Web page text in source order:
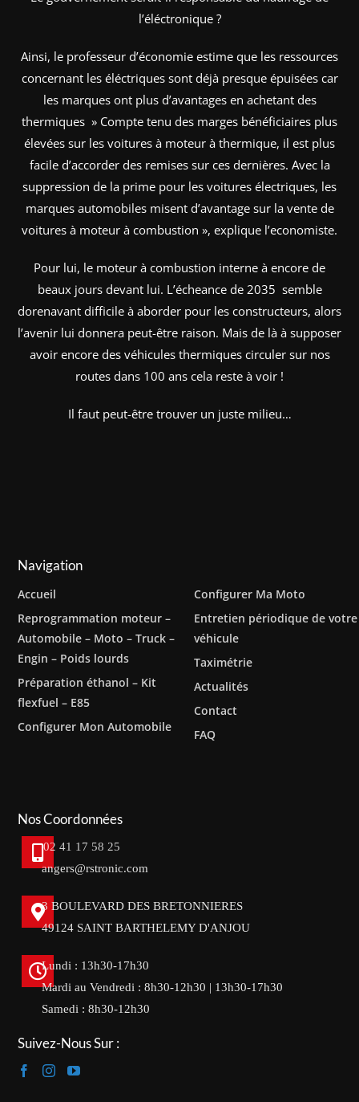
l’éléctronique ?
Ainsi, le professeur d’économie estime que les ressources
concernant les éléctriques sont déjà presque épuisées car
les marques ont plus d’avantages en achetant des
thermiques » Compte tenu des marges bénéficiaires plus
élevées sur les voitures à moteur à thermique, il est plus
facile d’accorder des remises sur ces dernières. Avec la
suppression de la prime pour les voitures électriques, les
marques automobiles misent d’avantage sur la vente de
voitures à moteur à combustion », explique l’economiste.
Pour lui, le moteur à combustion interne à encore de
beaux jours devant lui. L’écheance de 2035 semble
dorenavant difficile à aborder pour les constructeurs, alors
l’avenir lui donnera peut-être raison. Mais de là à supposer
avoir encore des véhicules thermiques circuler sur nos
routes dans 100 ans cela reste à voir !
Il faut peut-être trouver un juste milieu…
Navigation
Accueil
Reprogrammation moteur –
Automobile – Moto – Truck –
Engin – Poids lourds
Préparation éthanol – Kit
flexfuel – E85
Configurer Mon Automobile
Configurer Ma Moto
Entretien périodique de votre
véhicule
Taximétrie
Actualités
Contact
FAQ
Nos Coordonnées
02 41 17 58 25
angers@rstronic.com
3 BOULEVARD DES BRETONNIERES
49124 SAINT BARTHELEMY D'ANJOU
Lundi : 13h30-17h30
Mardi au Vendredi : 8h30-12h30 | 13h30-17h30
Samedi : 8h30-12h30
Suivez-Nous Sur :